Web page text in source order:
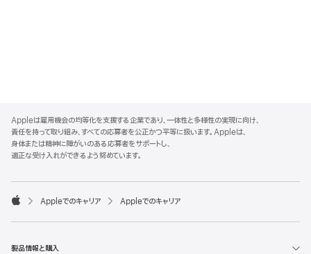
p
p
l
e
o
t
Appleは雇用機会の均等化を支援する企業であり、一体性と多様性の実現に向け、
責任を持って取り組み、すべての応募者を公正かつ平等に扱います。Appleは、
身体または精神に障がいのある応募者をサポートし、
適正な受け入れができるよう努めています。

p
l
Appleでのキャリア Appleでのキャリア
製品情報と購入